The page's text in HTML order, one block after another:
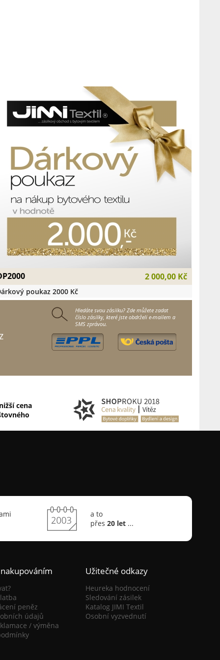
2 000,00 Kč
poukaz 2000 Kč
Hledáte svou zásilku? Zde můžete zadat
číslo zásilky, které jste obdrželi e-mailem a
SMS zprávou.
cena
peněz
údajů
/ výměna
Užitečné odkazy
Heureka hodnocení
Sledování zásilek
Katalog JIMI Textil
Osobní vyzvednutí
a to
přes 20 let...